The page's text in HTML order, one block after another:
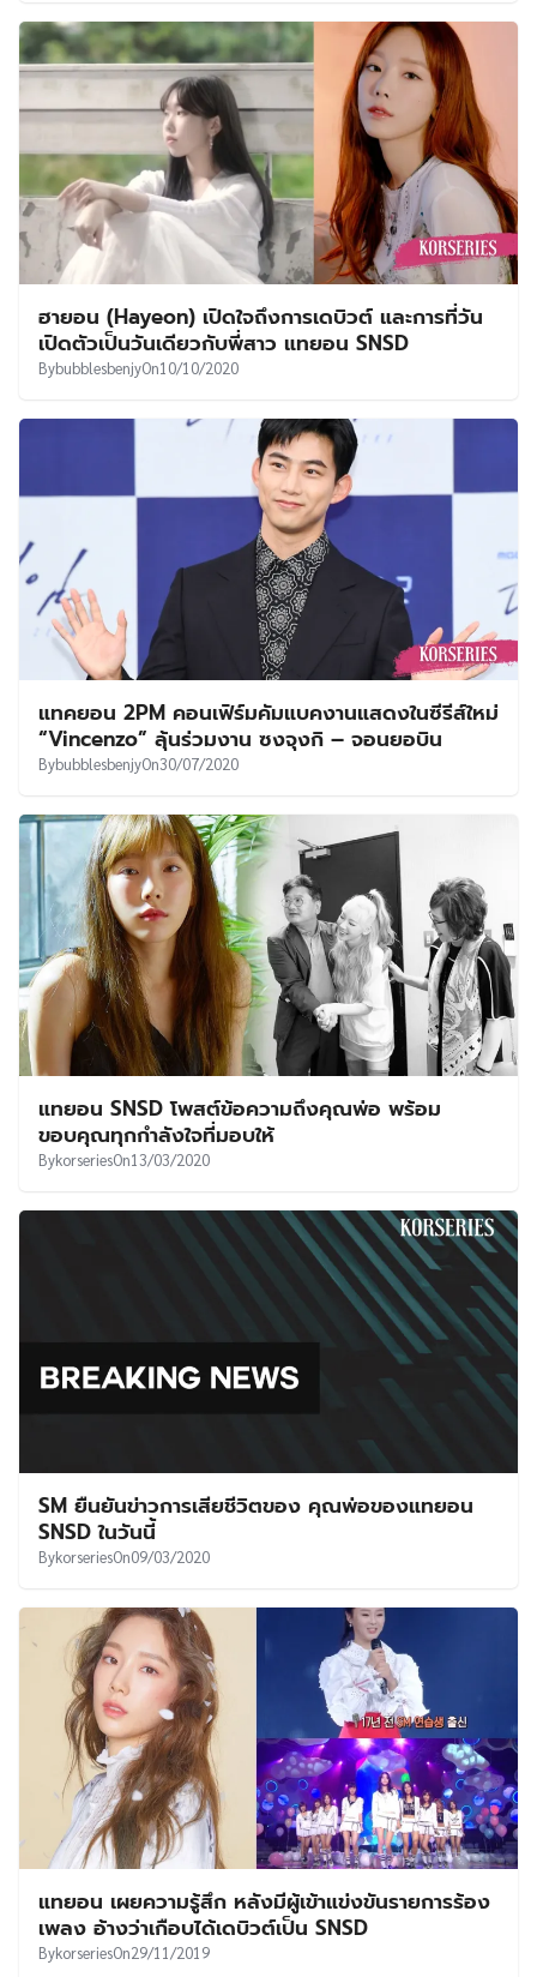
ฮายอน (Hayeon) เปิดใจถึงการเดบิวต์ และการที่วัน
เปิดตัวเป็นวันเดียวกับพี่สาว แทยอน SNSD
BybubblesbenjyOn10/10/2020
แทคยอน 2PM คอนเฟิร์มคัมแบคงานแสดงในซีรีส์ใหม่
“Vincenzo” ลุ้นร่วมงาน ซงจุงกิ – จอนยอบิน
BybubblesbenjyOn30/07/2020
แทยอน SNSD โพสต์ข้อความถึงคุณพ่อ พร้อม
ขอบคุณทุกกำลังใจที่มอบให้
BykorseriesOn13/03/2020
SM ยืนยันข่าวการเสียชีวิตของ คุณพ่อของแทยอน
SNSD ในวันนี้
BykorseriesOn09/03/2020
แทยอน เผยความรู้สึก หลังมีผู้เข้าแข่งขันรายการร้อง
เพลง อ้างว่าเกือบได้เดบิวต์เป็น SNSD
BykorseriesOn29/11/2019